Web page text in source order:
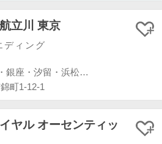
立川 東京
ディング
立川駅 (東京・銀座・汐留・浜松町・品川・上野・浅草)
町1-12-1
ヤル オーセンティッ